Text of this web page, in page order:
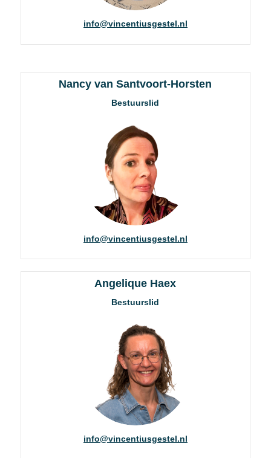
info@vincentiusgestel.nl
Nancy van Santvoort-Horsten
Bestuurslid
info@vincentiusgestel.nl
Angelique Haex
Bestuurslid
info@vincentiusgestel.nl